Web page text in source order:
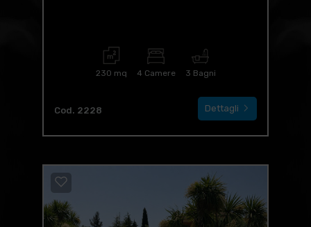
230 mq 4 Camere 3 Bagni
Cod. 2228 Dettagli